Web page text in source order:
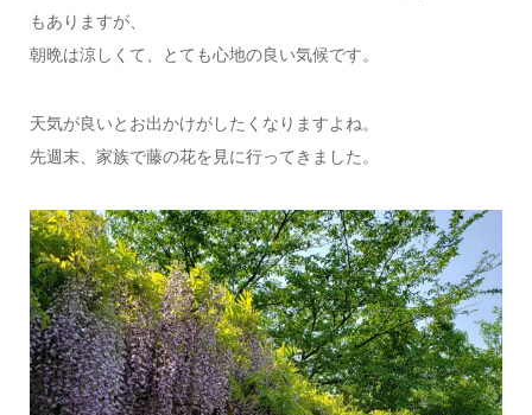
もありますが、
朝晩は涼しくて、とても心地の良い気候です。
天気が良いとお出かけがしたくなりますよね。
先週末、家族で藤の花を見に行ってきました。